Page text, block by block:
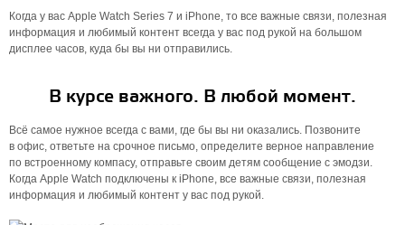
Когда у вас Apple Watch Series 7 и iPhone, то все важные связи, полезная
информация и любимый контент всегда у вас под рукой на большом
дисплее часов, куда бы вы ни отправились.
В курсе важного. В любой момент.
Всё самое нужное всегда с вами, где бы вы ни оказались. Позвоните
в офис, ответьте на срочное письмо, определите верное направление
по встроен­ному компасу, отправьте своим детям сообщение с эмодзи.
Когда Apple Watch подключены к iPhone, все важные связи, полезная
информация и любимый контент у вас под рукой.